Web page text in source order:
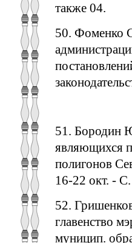
также 04.
50. Фоменко
51. Бородин
являющихся
полигонов
16-22 окт. -
52.
главенство
муницип.